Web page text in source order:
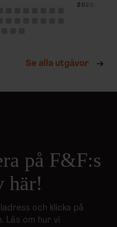
2026/4
Se alla utgåvor
på F&F:s
här!
och klicka på
Läs om hur vi